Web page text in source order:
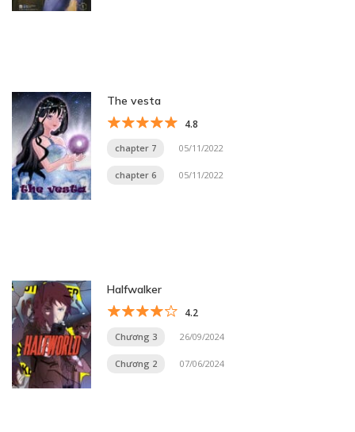
The vesta
4.8
chapter 7 05/11/2022
chapter 6 05/11/2022
Halfwalker
4.2
Chương 3 26/09/2024
Chương 2 07/06/2024